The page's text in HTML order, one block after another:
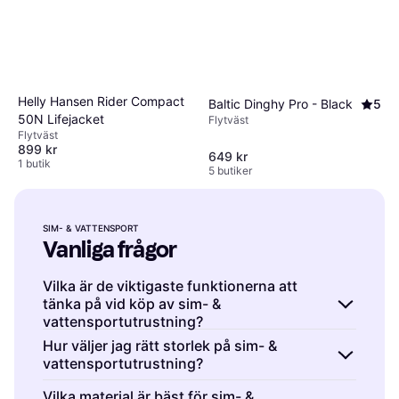
Helly Hansen Rider Compact
50N Lifejacket
Flytväst
899 kr
1 butik
Baltic Dinghy Pro - Black 5
Flytväst
649 kr
5 butiker
SIM- & VATTENSPORT
Vanliga frågor
Vilka är de viktigaste funktionerna att
tänka på vid köp av sim- &
vattensportutrustning?
Sim- & vattensport är aktiviteter som kräver
rätt utrustning för säkerhet och prestanda.
Viktiga funktioner inkluderarhållbarhet,
Hur väljer jag rätt storlek på sim- &
vattensportutrustning?
Sim- & vattensport är beroende av korrekt